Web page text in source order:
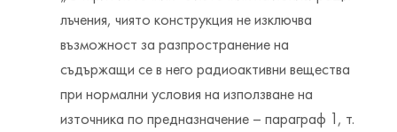
лъчения, чиято конструкция не изключва
възможност за разпространение на
съдържащи се в него радиоактивни вещества
при нормални условия на използване на
източника по предназначение – параграф 1, т.